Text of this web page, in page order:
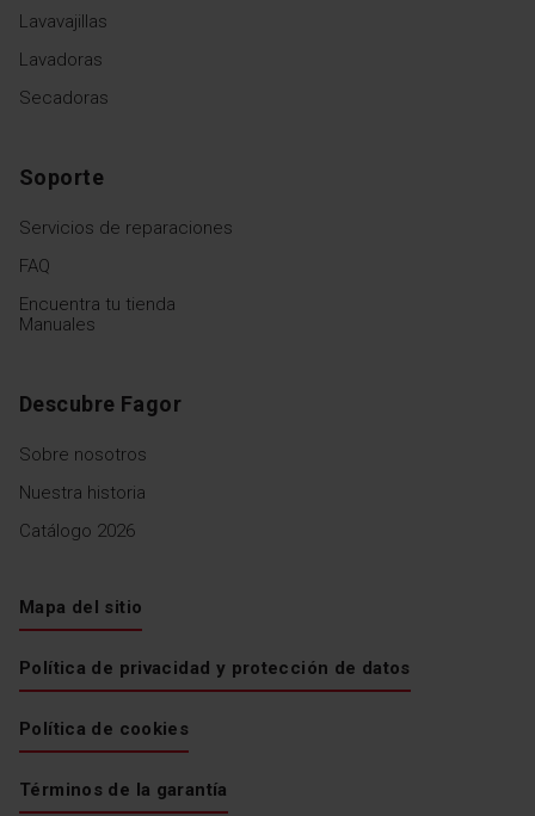
Lavavajillas
Lavadoras
Secadoras
Soporte
Servicios de reparaciones
FAQ
Encuentra tu tienda
Manuales
Descubre Fagor
Sobre nosotros
Nuestra historia
Catálogo 2026
Mapa del sitio
Política de privacidad y protección de datos
Política de cookies
Términos de la garantía